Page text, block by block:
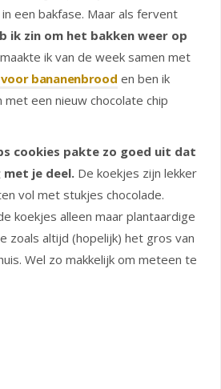
een bakfase. Maar als fervent
ik zin om het bakken weer op
ik van de week samen met
bananenbrood en ben ik
een nieuw chocolate chip
cookies pakte zo goed uit dat
je deel. De koekjes zijn lekker
vol met stukjes chocolade.
koekjes alleen maar plantaardige
zoals altijd (hopelijk) het gros van
Wel zo makkelijk om meteen te